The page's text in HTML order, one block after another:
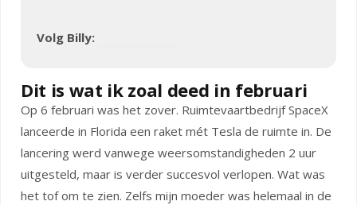
Volg Billy:
Dit is wat ik zoal deed in februari
Op 6 februari was het zover. Ruimtevaartbedrijf SpaceX
lanceerde in Florida een raket mét Tesla de ruimte in. De
lancering werd vanwege weersomstandigheden 2 uur
uitgesteld, maar is verder succesvol verlopen. Wat was
het tof om te zien. Zelfs mijn moeder was helemaal in de